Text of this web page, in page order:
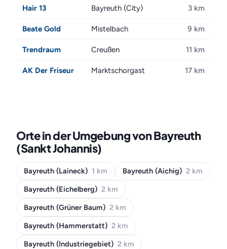
Hair 13 Bayreuth (City) 3 km
Beate Gold Mistelbach 9 km
Trendraum Creußen 11 km
AK Der Friseur Marktschorgast 17 km
Orte in der Umgebung von Bayreuth
(Sankt Johannis)
Bayreuth (Laineck) 1 km Bayreuth (Aichig) 2 km
Bayreuth (Eichelberg) 2 km
Bayreuth (Grüner Baum) 2 km
Bayreuth (Hammerstatt) 2 km
Bayreuth (Industriegebiet) 2 km